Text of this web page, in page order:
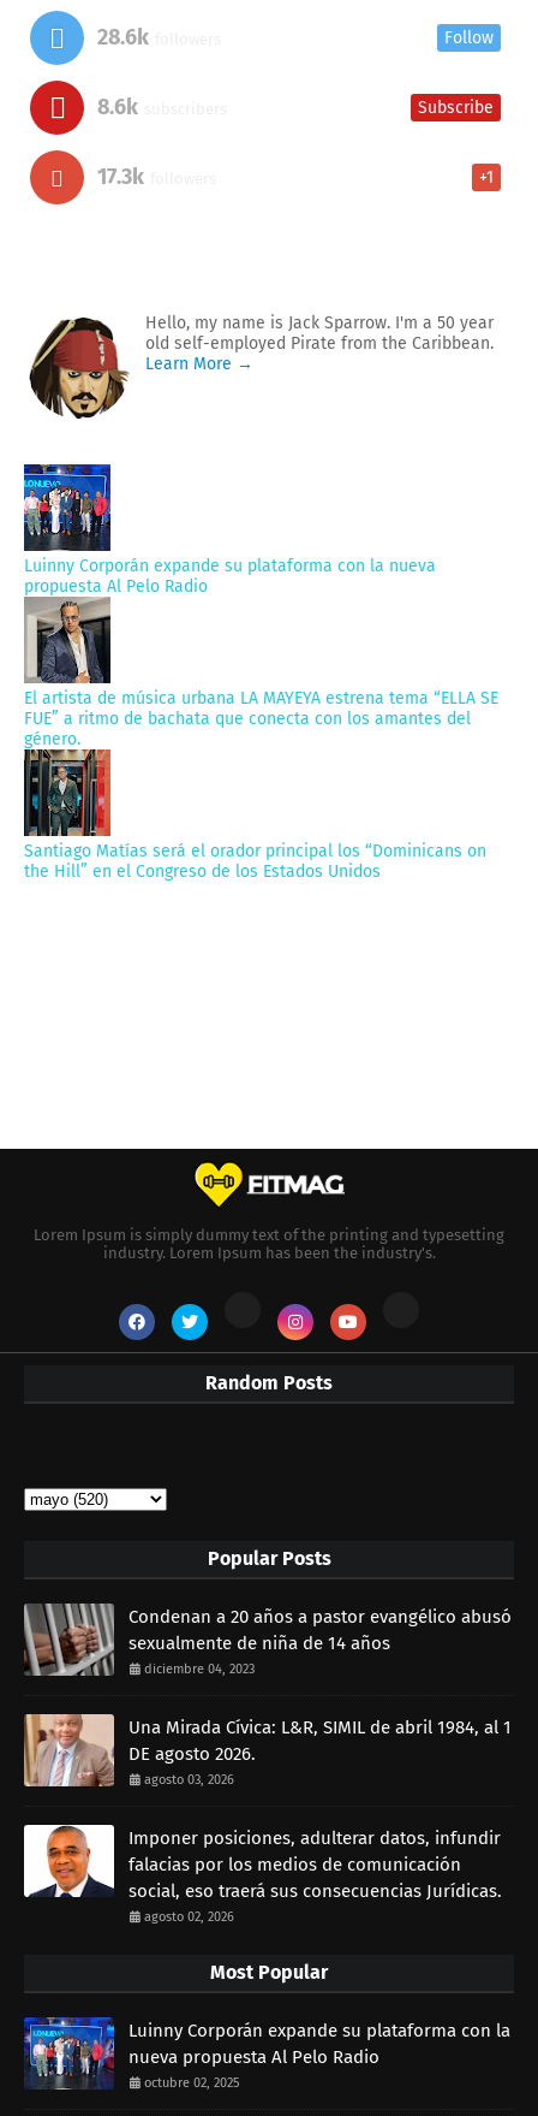
28.6k Follow
8.6k Subscribe
17.3k +1
Hello, my name is Jack Sparrow. I'm a 50 year
old self-employed Pirate from the Caribbean.
Learn More →
Luinny Corporán expande su plataforma con la nueva
propuesta Al Pelo Radio
El artista de música urbana LA MAYEYA estrena tema “ELLA SE
FUE” a ritmo de bachata que conecta con los amantes del
género.
Santiago Matías será el orador principal los “Dominicans on
the Hill” en el Congreso de los Estados Unidos
Lorem Ipsum is simply dummy text of the printing and typesetting
industry. Lorem Ipsum has been the industry's.
Random Posts
Popular Posts
Condenan a 20 años a pastor evangélico abusó
sexualmente de niña de 14 años
diciembre 04, 2023
Una Mirada Cívica: L&R, SIMIL de abril 1984, al 1
DE agosto 2026.
agosto 03, 2026
Imponer posiciones, adulterar datos, infundir
falacias por los medios de comunicación
social, eso traerá sus consecuencias Jurídicas.
agosto 02, 2026
Most Popular
Luinny Corporán expande su plataforma con la
nueva propuesta Al Pelo Radio
octubre 02, 2025